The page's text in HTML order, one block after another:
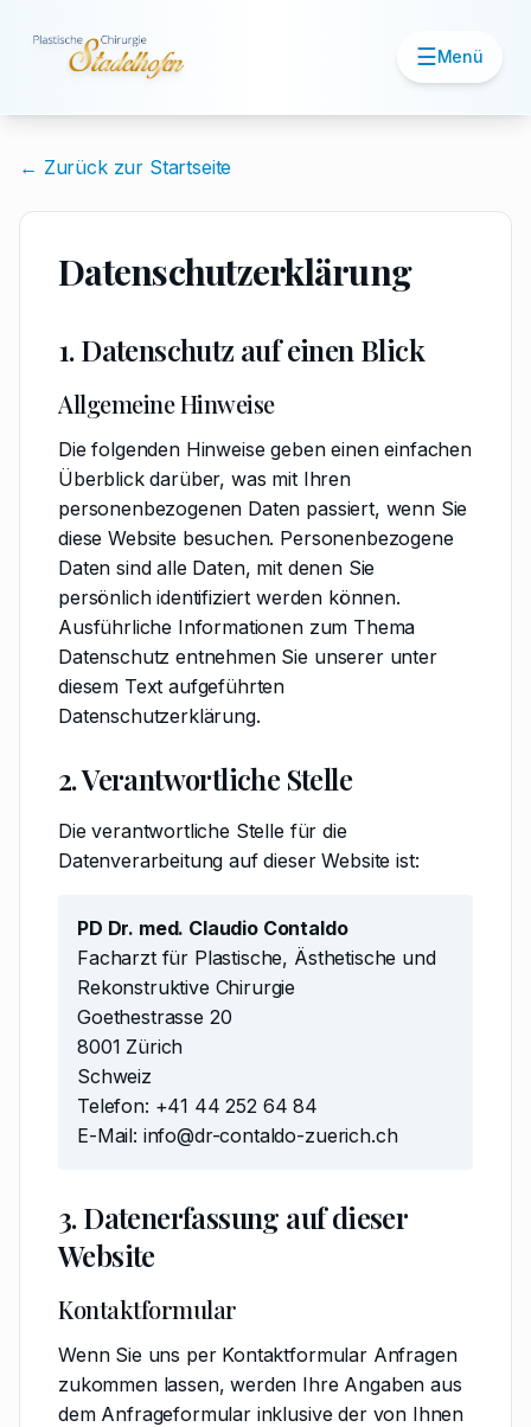
☰Menü
← Zurück zur Startseite
Datenschutzerklärung
1. Datenschutz auf einen Blick
Allgemeine Hinweise
Die folgenden Hinweise geben einen einfachen
Überblick darüber, was mit Ihren
personenbezogenen Daten passiert, wenn Sie
diese Website besuchen. Personenbezogene
Daten sind alle Daten, mit denen Sie
persönlich identifiziert werden können.
Ausführliche Informationen zum Thema
Datenschutz entnehmen Sie unserer unter
diesem Text aufgeführten
Datenschutzerklärung.
2. Verantwortliche Stelle
Die verantwortliche Stelle für die
Datenverarbeitung auf dieser Website ist:
PD Dr. med. Claudio Contaldo
Facharzt für Plastische, Ästhetische und
Rekonstruktive Chirurgie
Goethestrasse 20
8001 Zürich
Schweiz
Telefon: +41 44 252 64 84
E-Mail: info@dr-contaldo-zuerich.ch
3. Datenerfassung auf dieser
Website
Kontaktformular
Wenn Sie uns per Kontaktformular Anfragen
zukommen lassen, werden Ihre Angaben aus
dem Anfrageformular inklusive der von Ihnen